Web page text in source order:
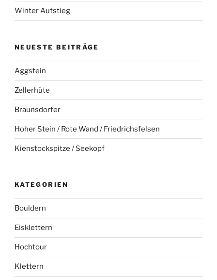
Winter Aufstieg
NEUESTE BEITRÄGE
Aggstein
Zellerhüte
Braunsdorfer
Hoher Stein / Rote Wand / Friedrichsfelsen
Kienstockspitze / Seekopf
KATEGORIEN
Bouldern
Eisklettern
Hochtour
Klettern